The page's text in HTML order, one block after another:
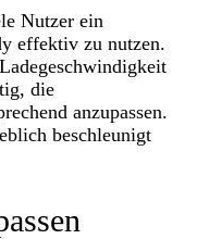
Nutzer ein
effektiv zu nutzen.
die
anzupassen.
beschleunigt